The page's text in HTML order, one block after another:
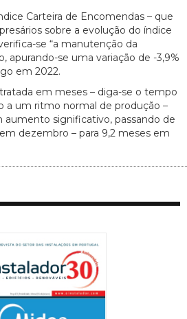
Carteira de Encomendas – que
sobre a evolução do índice
se “a manutenção da
apurando-se uma variação de -3,9%
em 2022.
em meses – diga-se o tempo
a um ritmo normal de produção –
aumento significativo, passando de
dezembro – para 9,2 meses em